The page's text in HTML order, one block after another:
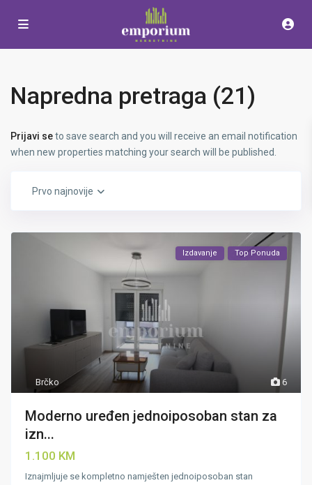
Napredna pretraga (21)
Prijavi seto save search and you will receive an email notification
when new properties matching your search will be published.
Prvo najnovije
6
Brčko
Izdavanje Top Ponuda
Moderno uređen jednoiposoban stan za
izn...
1.100 KM
Iznajmljuje se kompletno namješten jednoiposoban stan